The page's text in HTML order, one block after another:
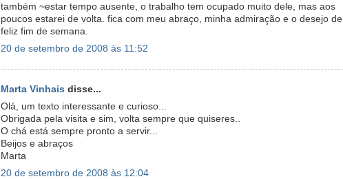
também ~estar tempo ausente, o trabalho tem ocupado muito dele, mas aos
poucos estarei de volta. fica com meu abraço, minha admiração e o desejo de
feliz fim de semana.
20 de setembro de 2008 às 11:52
Marta Vinhais disse...
Olá, um texto interessante e curioso...
Obrigada pela visita e sim, volta sempre que quiseres..
O chá está sempre pronto a servir...
Beijos e abraços
Marta
20 de setembro de 2008 às 12:04